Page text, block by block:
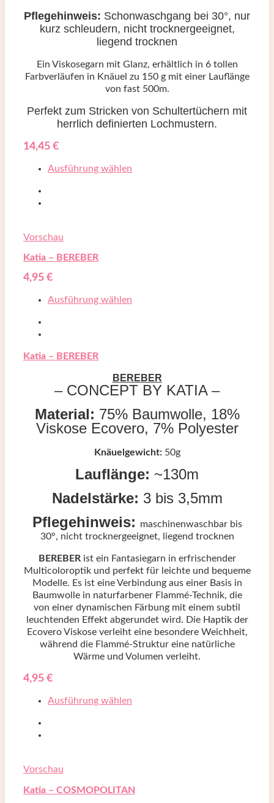
Pflegehinweis: Schonwaschgang bei 30°, nur
kurz schleudern, nicht trocknergeeignet,
liegend trocknen
Ein Viskosegarn mit Glanz, erhältlich in 6 tollen
Farbverläufen in Knäuel zu 150 g mit einer Lauflänge
von fast 500m.
Perfekt zum Stricken von Schultertüchern mit
herrlich definierten Lochmustern.
14,45 €
Ausführung wählen
Vorschau
Katia – BEREBER
4,95 €
Ausführung wählen
Katia – BEREBER
BEREBER
– CONCEPT BY KATIA –
Material: 75% Baumwolle, 18%
Viskose Ecovero, 7% Polyester
Knäuelgewicht:50g
Lauflänge: ~130m
Nadelstärke: 3 bis 3,5mm
Pflegehinweis:
maschinenwaschbar bis
30°, nicht trocknergeeignet, liegend trocknen
BEREBERist ein Fantasiegarn in erfrischender
Multicoloroptik und perfekt für leichte und bequeme
Modelle. Es ist eine Verbindung aus einer Basis in
Baumwolle in naturfarbener Flammé-Technik, die
von einer dynamischen Färbung mit einem subtil
leuchtenden Effekt abgerundet wird. Die Haptik der
Ecovero Viskose verleiht eine besondere Weichheit,
während die Flammé-Struktur eine natürliche
Wärme und Volumen verleiht.
4,95 €
Ausführung wählen
Vorschau
Katia – COSMOPOLITAN